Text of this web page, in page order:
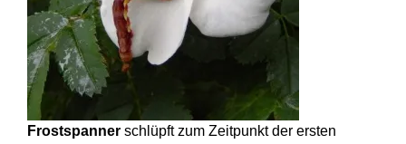
Frostspanner schlüpft zum Zeitpunkt der ersten